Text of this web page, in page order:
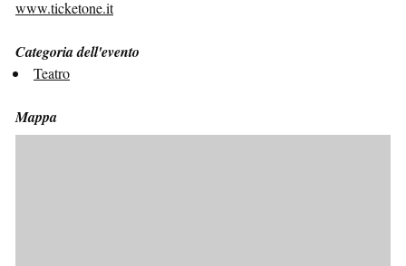
www.ticketone.it
Categoria dell'evento
Teatro
Mappa